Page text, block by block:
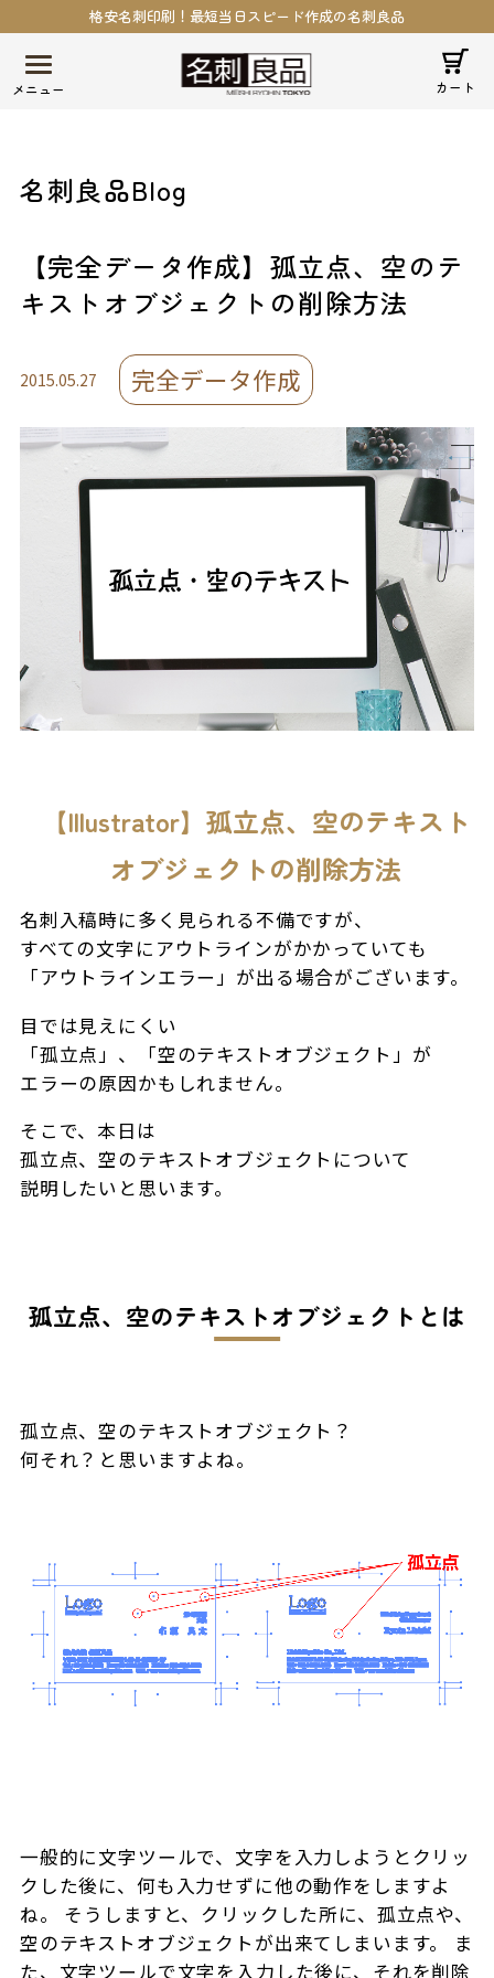
格安名刺印刷！最短当日スピード作成の名刺良品
カート
名刺良品Blog
【完全データ作成】孤立点、空のテ
キストオブジェクトの削除方法
2015.05.27 完全データ作成
【Illustrator】孤立点、空のテキスト
オブジェクトの削除方法
名刺入稿時に多く見られる不備ですが、
すべての文字にアウトラインがかかっていても
「アウトラインエラー」が出る場合がございます。
目では見えにくい
「孤立点」、「空のテキストオブジェクト」が
エラーの原因かもしれません。
そこで、本日は
孤立点、空のテキストオブジェクトについて
説明したいと思います。
孤立点、空のテキストオブジェクトとは
孤立点、空のテキストオブジェクト？
何それ？と思いますよね。
一般的に文字ツールで、文字を入力しようとクリッ
クした後に、何も入力せずに他の動作をしますよ
ね。 そうしますと、クリックした所に、孤立点や、
空のテキストオブジェクトが出来てしまいます。 ま
た、文字ツールで文字を入力した後に、それを削除